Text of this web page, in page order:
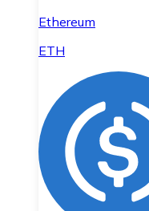
Ethereum
ETH